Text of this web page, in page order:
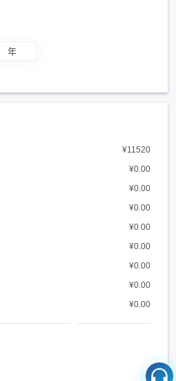
年
¥11520
¥0.00
¥0.00
¥0.00
¥0.00
¥0.00
¥0.00
¥0.00
¥0.00